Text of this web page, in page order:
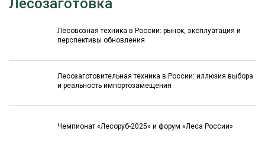
Лесозаготовка
Лесовозная техника в России: рынок, эксплуатация и
перспективы обновления
Лесозаготовительная техника в России: иллюзия выбора
и реальность импортозамещения
Чемпионат «Лесоруб-2025» и форум «Леса России»